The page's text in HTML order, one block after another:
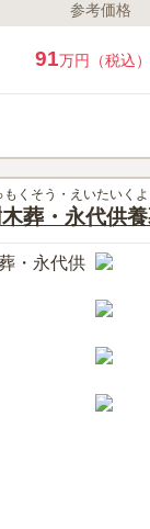
参考価格
91万円（税込
くそう・えいたいく
葬・永代供